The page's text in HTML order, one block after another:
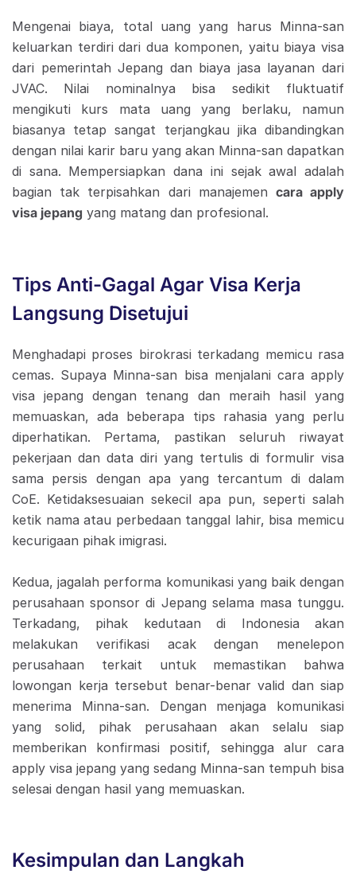
Mengenai biaya, total uang yang harus Minna-san
keluarkan terdiri dari dua komponen, yaitu biaya visa
dari pemerintah Jepang dan biaya jasa layanan dari
JVAC. Nilai nominalnya bisa sedikit fluktuatif
mengikuti kurs mata uang yang berlaku, namun
biasanya tetap sangat terjangkau jika dibandingkan
dengan nilai karir baru yang akan Minna-san dapatkan
di sana. Mempersiapkan dana ini sejak awal adalah
bagian tak terpisahkan dari manajemen cara apply
visa jepang yang matang dan profesional.
Tips Anti-Gagal Agar Visa Kerja
Langsung Disetujui
Menghadapi proses birokrasi terkadang memicu rasa
cemas. Supaya Minna-san bisa menjalani cara apply
visa jepang dengan tenang dan meraih hasil yang
memuaskan, ada beberapa tips rahasia yang perlu
diperhatikan. Pertama, pastikan seluruh riwayat
pekerjaan dan data diri yang tertulis di formulir visa
sama persis dengan apa yang tercantum di dalam
CoE. Ketidaksesuaian sekecil apa pun, seperti salah
ketik nama atau perbedaan tanggal lahir, bisa memicu
kecurigaan pihak imigrasi.
Kedua, jagalah performa komunikasi yang baik dengan
perusahaan sponsor di Jepang selama masa tunggu.
Terkadang, pihak kedutaan di Indonesia akan
melakukan verifikasi acak dengan menelepon
perusahaan terkait untuk memastikan bahwa
lowongan kerja tersebut benar-benar valid dan siap
menerima Minna-san. Dengan menjaga komunikasi
yang solid, pihak perusahaan akan selalu siap
memberikan konfirmasi positif, sehingga alur cara
apply visa jepang yang sedang Minna-san tempuh bisa
selesai dengan hasil yang memuaskan.
Kesimpulan dan Langkah